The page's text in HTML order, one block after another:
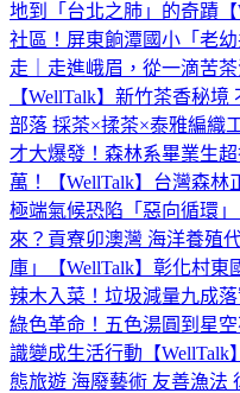
地到「台北之肺」的奇蹟【
社區！屏東餉潭國小「老幼
走｜走進峨眉，從一滴苦
【WellTalk】 新竹茶香秘境
部落 採茶×揉茶×泰雅編織
才大爆發！森林系畢業生
萬！【WellTalk】 台灣森林
極端氣候恐陷「惡向循環」
來？貢寮卯澳灣 海洋養殖
庫」【WellTalk】 彰化村東
辣木入菜！垃圾減量九成落
綠色革命！五色湯圓到星
識變成生活行動【WellTalk】
態旅遊 海廢藝術 友善漁法